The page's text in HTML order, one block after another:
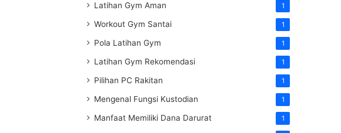
Latihan Gym Aman 1
Workout Gym Santai 1
Pola Latihan Gym 1
Latihan Gym Rekomendasi 1
Pilihan PC Rakitan 1
Mengenal Fungsi Kustodian 1
Manfaat Memiliki Dana Darurat 1